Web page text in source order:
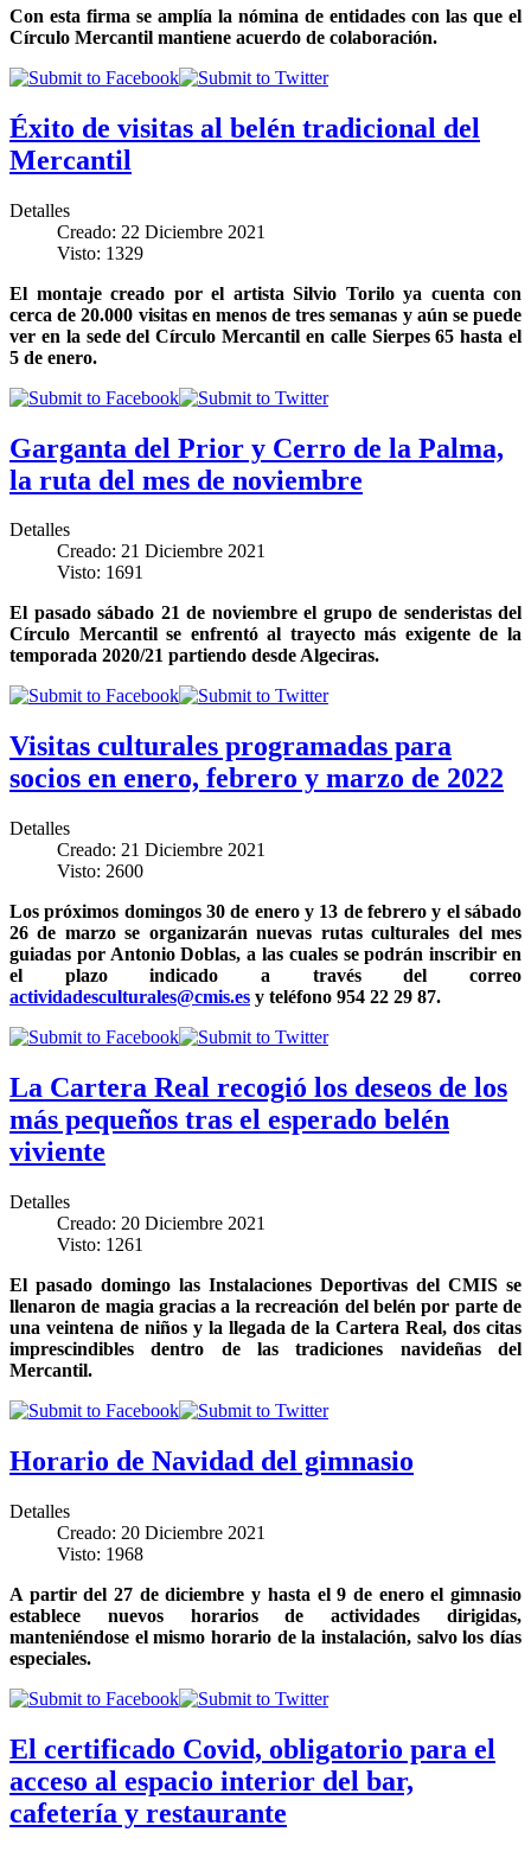
Con esta firma se amplía la nómina de entidades con las que el
Círculo Mercantil mantiene acuerdo de colaboración.
Éxito de visitas al belén tradicional del
Mercantil
Detalles
Creado: 22 Diciembre 2021
Visto: 1329
El montaje creado por el artista Silvio Torilo ya cuenta con
cerca de 20.000 visitas en menos de tres semanas y aún se puede
ver en la sede del Círculo Mercantil en calle Sierpes 65 hasta el
5 de enero.
Garganta del Prior y Cerro de la Palma,
la ruta del mes de noviembre
Detalles
Creado: 21 Diciembre 2021
Visto: 1691
El pasado sábado 21 de noviembre el grupo de senderistas del
Círculo Mercantil se enfrentó al trayecto más exigente de la
temporada 2020/21 partiendo desde Algeciras.
Visitas culturales programadas para
socios en enero, febrero y marzo de 2022
Detalles
Creado: 21 Diciembre 2021
Visto: 2600
Los próximos domingos 30 de enero y 13 de febrero y el sábado
26 de marzo se organizarán nuevas rutas culturales del mes
guiadas por Antonio Doblas, a las cuales se podrán inscribir en
el plazo indicado a través del correo
actividadesculturales@cmis.es y teléfono 954 22 29 87.
La Cartera Real recogió los deseos de los
más pequeños tras el esperado belén
viviente
Detalles
Creado: 20 Diciembre 2021
Visto: 1261
El pasado domingo las Instalaciones Deportivas del CMIS se
llenaron de magia gracias a la recreación del belén por parte de
una veintena de niños y la llegada de la Cartera Real, dos citas
imprescindibles dentro de las tradiciones navideñas del
Mercantil.
Horario de Navidad del gimnasio
Detalles
Creado: 20 Diciembre 2021
Visto: 1968
A partir del 27 de diciembre y hasta el 9 de enero el gimnasio
establece nuevos horarios de actividades dirigidas,
manteniéndose el mismo horario de la instalación, salvo los días
especiales.
El certificado Covid, obligatorio para el
acceso al espacio interior del bar,
cafetería y restaurante